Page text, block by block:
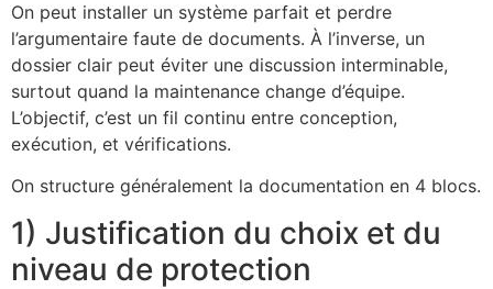
On peut installer un système parfait et perdre
l’argumentaire faute de documents. À l’inverse, un
dossier clair peut éviter une discussion interminable,
surtout quand la maintenance change d’équipe.
L’objectif, c’est un fil continu entre conception,
exécution, et vérifications.
On structure généralement la documentation en 4 blocs.
1) Justification du choix et du
niveau de protection